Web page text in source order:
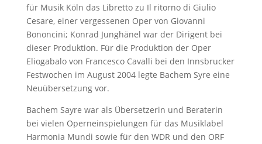
für Musik Köln das Libretto zu Il ritorno di Giulio
Cesare, einer vergessenen Oper von Giovanni
Bononcini; Konrad Junghänel war der Dirigent bei
dieser Produktion. Für die Produktion der Oper
Eliogabalo von Francesco Cavalli bei den Innsbrucker
Festwochen im August 2004 legte Bachem Syre eine
Neuübersetzung vor.
Bachem Sayre war als Übersetzerin und Beraterin
bei vielen Operneinspielungen für das Musiklabel
Harmonia Mundi sowie für den WDR und den ORF